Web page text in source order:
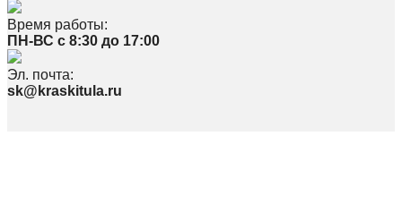
Время работы:
ПН-ВС с 8:30 до 17:00
Эл. почта:
sk@kraskitula.ru